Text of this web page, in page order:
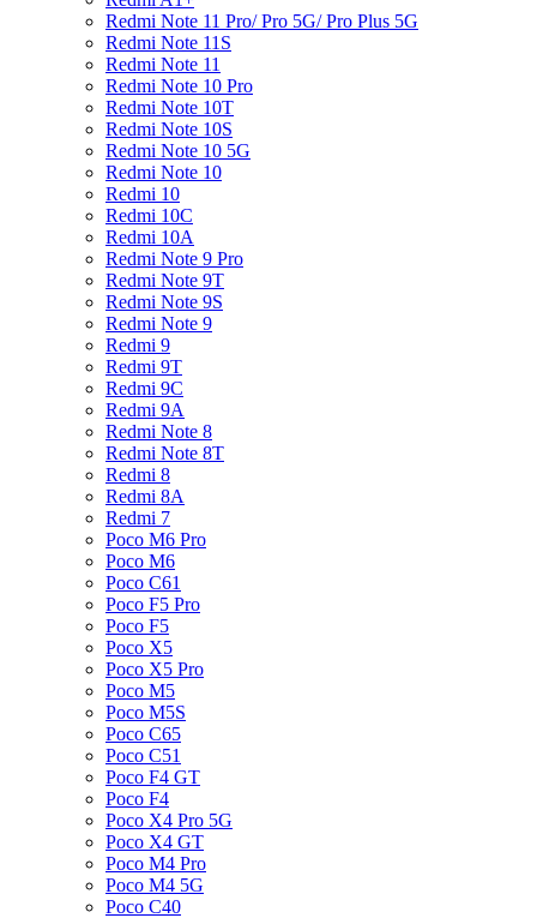
Redmi Note 11 Pro/ Pro 5G/ Pro Plus 5G
Redmi Note 11S
Redmi Note 11
Redmi Note 10 Pro
Redmi Note 10T
Redmi Note 10S
Redmi Note 10 5G
Redmi Note 10
Redmi 10
Redmi 10C
Redmi 10A
Redmi Note 9 Pro
Redmi Note 9T
Redmi Note 9S
Redmi Note 9
Redmi 9
Redmi 9T
Redmi 9C
Redmi 9A
Redmi Note 8
Redmi Note 8T
Redmi 8
Redmi 8A
Redmi 7
Poco M6 Pro
Poco M6
Poco C61
Poco F5 Pro
Poco F5
Poco X5
Poco X5 Pro
Poco M5
Poco M5S
Poco C65
Poco C51
Poco F4 GT
Poco F4
Poco X4 Pro 5G
Poco X4 GT
Poco M4 Pro
Poco M4 5G
Poco C40